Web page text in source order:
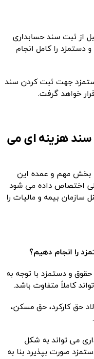
از ثبت سند حسابداری
را کامل انجام
جهت ثبت کردن سند
خواهد گرفت.
هزینه ای می
بخش مهم و عمده این
اختصاص داده می شود
سازمان بیمه و مالیات را
را انجام دهیم؟
حقوق و دستمزد با توجه به
کاملاً متفاوت باشد.
حق کارکرد، حق مسکن،
می تواند به شکل
صورت بپذیرد بنا به